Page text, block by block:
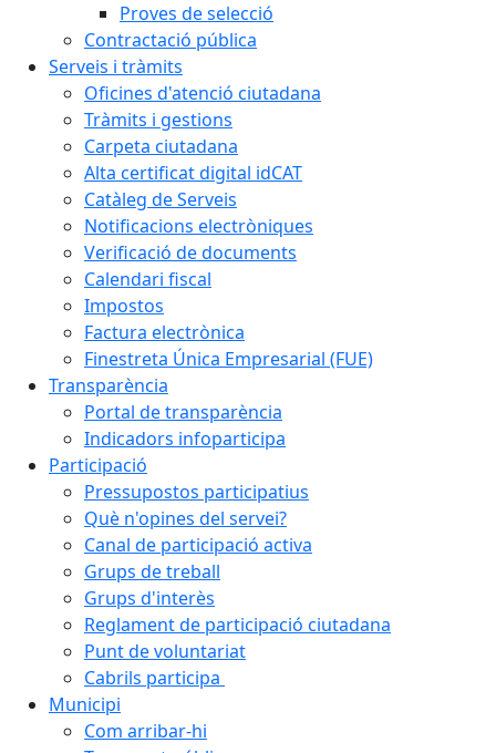
Proves de selecció
Contractació pública
Serveis i tràmits
Oficines d'atenció ciutadana
Tràmits i gestions
Carpeta ciutadana
Alta certificat digital idCAT
Catàleg de Serveis
Notificacions electròniques
Verificació de documents
Calendari fiscal
Impostos
Factura electrònica
Finestreta Única Empresarial (FUE)
Transparència
Portal de transparència
Indicadors infoparticipa
Participació
Pressupostos participatius
Què n'opines del servei?
Canal de participació activa
Grups de treball
Grups d'interès
Reglament de participació ciutadana
Punt de voluntariat
Cabrils participa
Municipi
Com arribar-hi